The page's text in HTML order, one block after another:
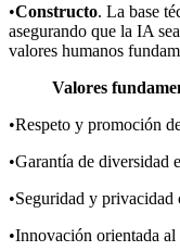
•Constructo. La base
asegurando que la IA
valores humanos
Valores
•Respeto y promoción
•Garantía de diversidad
•Seguridad y
•Innovación orientada